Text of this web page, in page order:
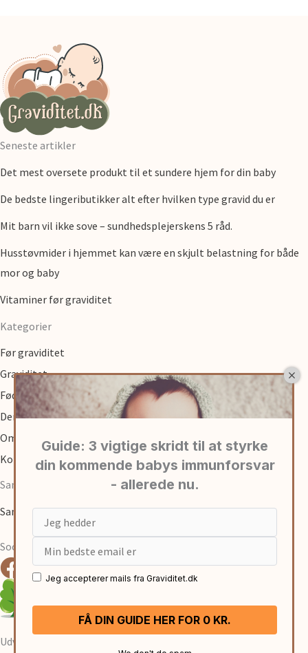
Seneste artikler
Det mest oversete produkt til et sundere hjem for din baby
De bedste lingeributikker alt efter hvilken type gravid du er
Mit barn vil ikke sove – sundhedsplejerskens 5 råd.
Husstøvmider i hjemmet kan være en skjult belastning for både
mor og baby
Vitaminer før graviditet
Kategorier
Før graviditet
Graviditet
Fødsel
Den første tid med baby
Om
Kontakt
Samarbejde
Samarbejde med graviditet.dk
Social
Udviklet af:
Jeg accepterer mails fra Graviditet.dk